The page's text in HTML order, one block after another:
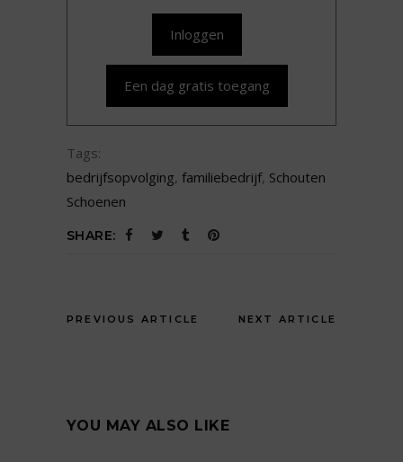
Inloggen
Een dag gratis toegang
Tags:
bedrijfsopvolging, familiebedrijf, Schouten
Schoenen
SHARE:
PREVIOUS ARTICLE NEXT ARTICLE
YOU MAY ALSO LIKE